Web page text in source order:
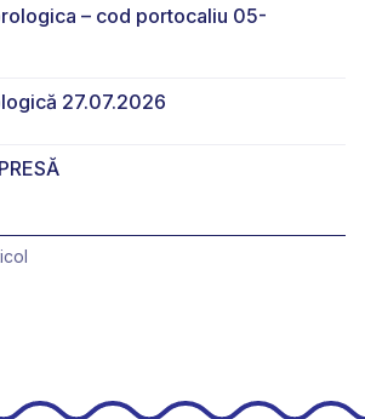
– cod portocaliu 05-
27.07.2026